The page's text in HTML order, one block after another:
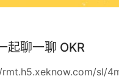
起聊一聊 OKR
sl/